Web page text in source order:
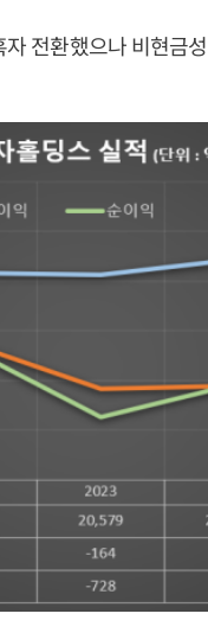
전환했으나 비현금